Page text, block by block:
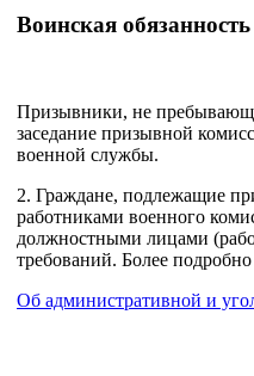
Воинская
Призывники, не
заседание призывной
военной службы.
2. Граждане, подлежащие
работниками военного
должностными лицами
требований. Более
Об административной и